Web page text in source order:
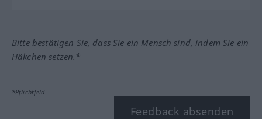
Bitte bestätigen Sie, dass Sie ein Mensch sind, indem Sie ein
Häkchen setzen.*
*Pflichtfeld
Feedback absenden